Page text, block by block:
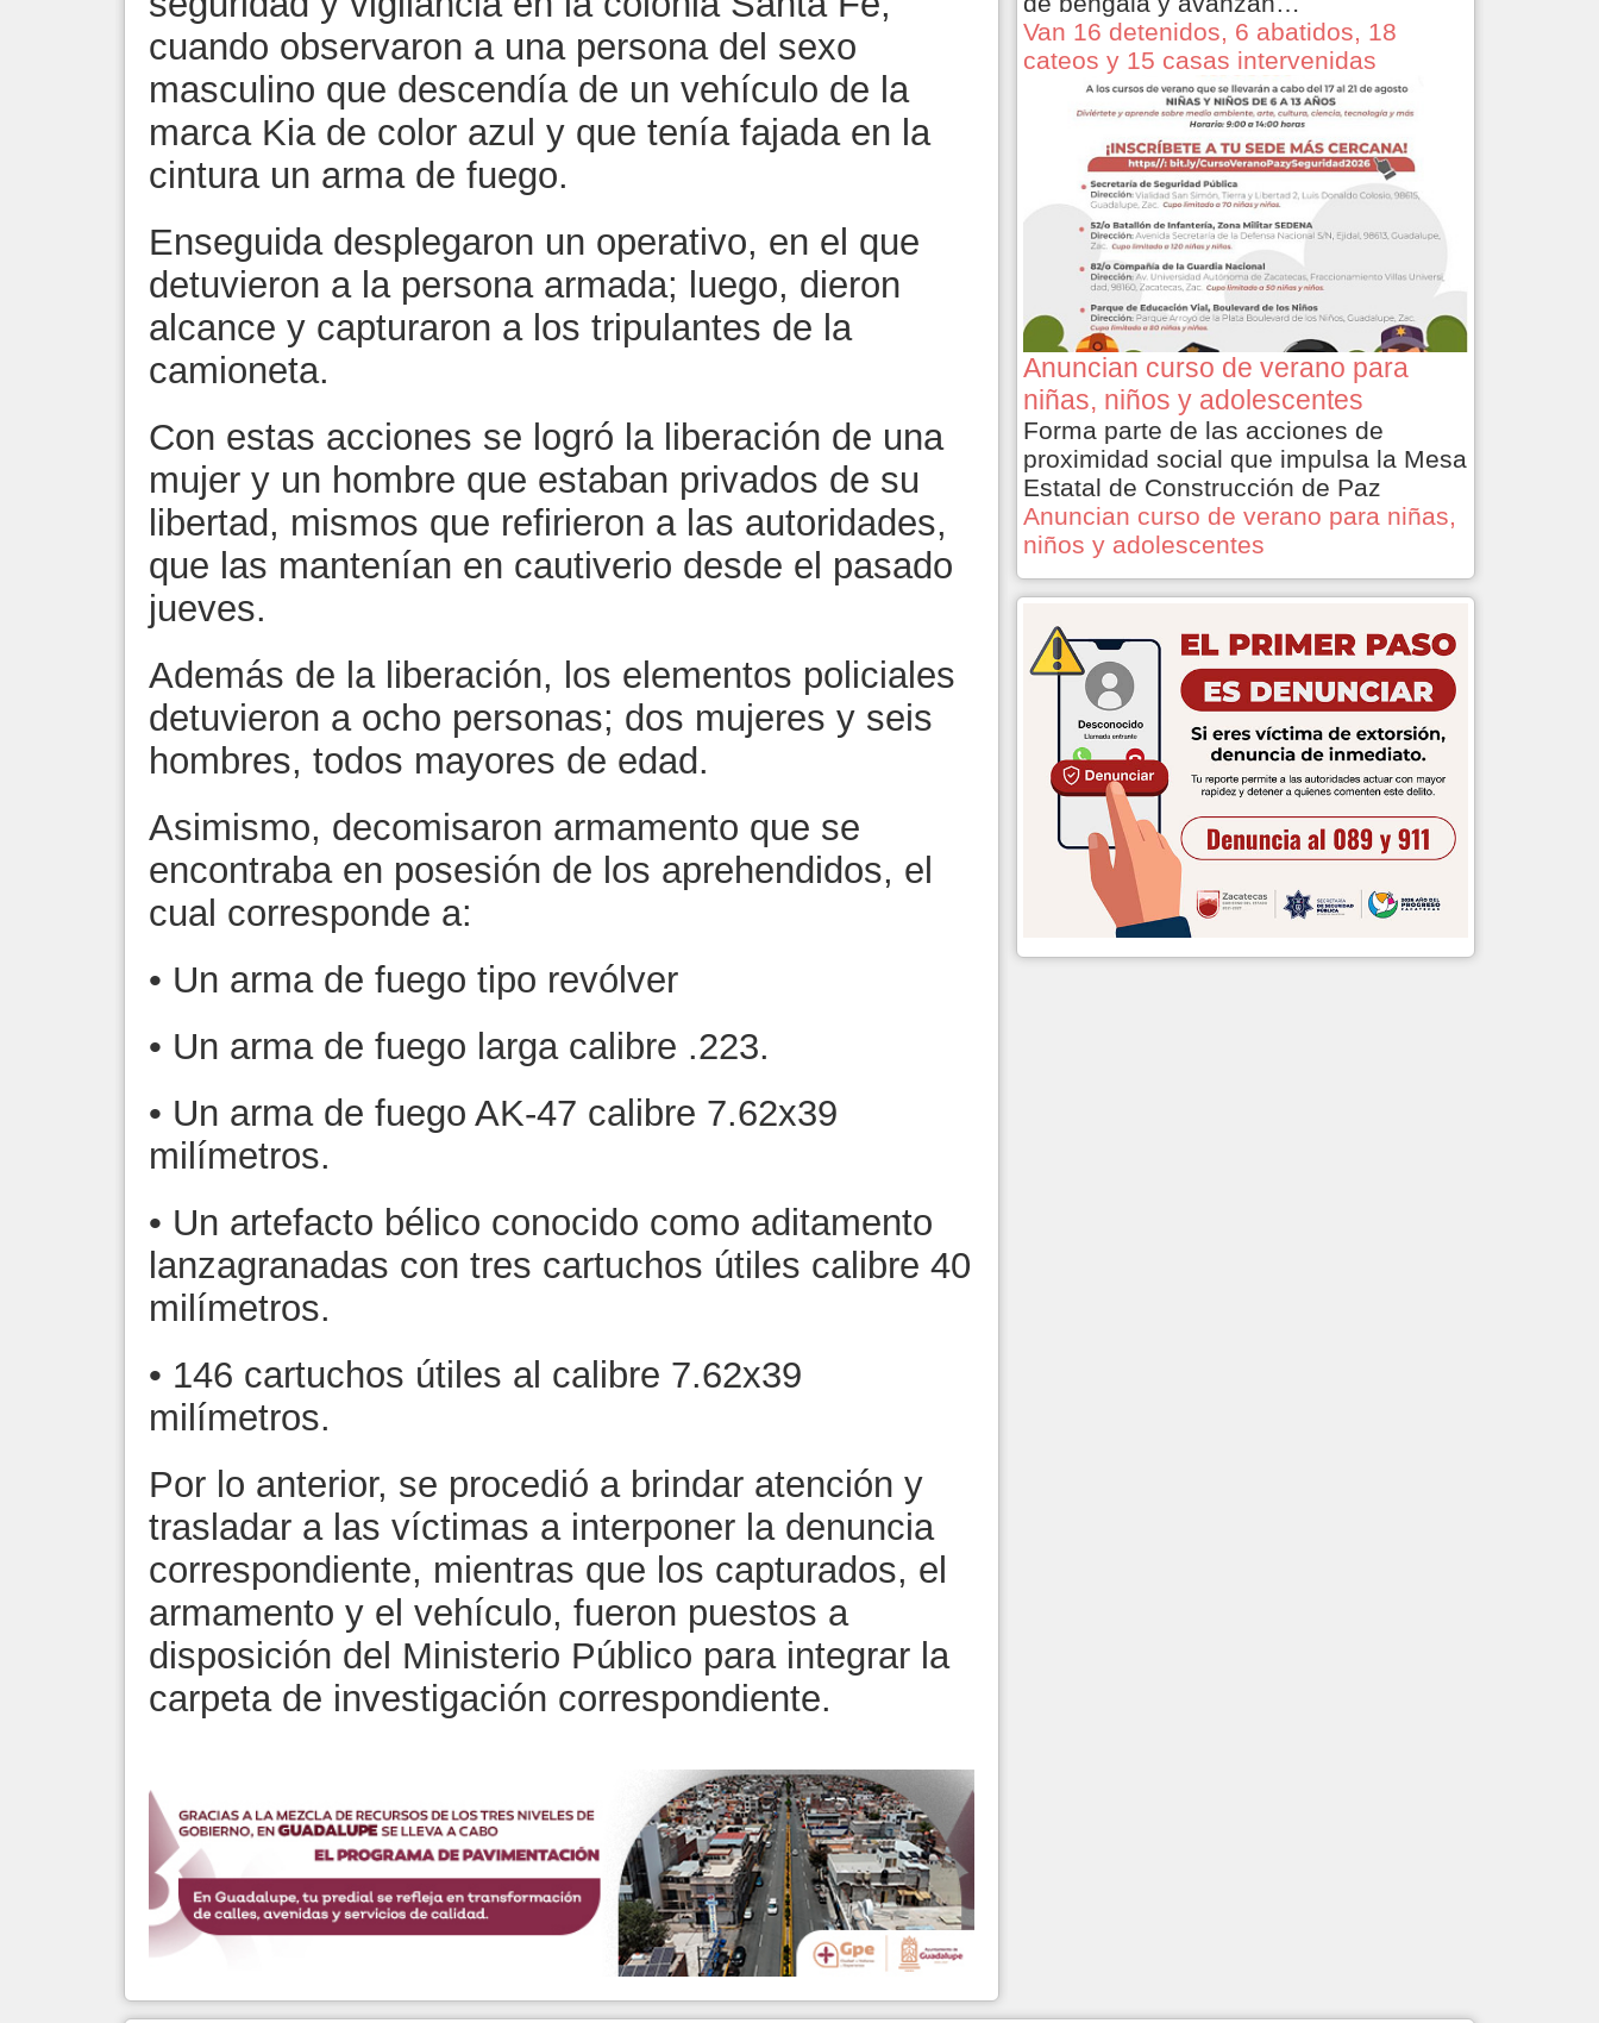
cuando observaron a una persona del sexo
masculino que descendía de un vehículo de la
marca Kia de color azul y que tenía fajada en la
cintura un arma de fuego.
Enseguida desplegaron un operativo, en el que
detuvieron a la persona armada; luego, dieron
alcance y capturaron a los tripulantes de la
camioneta.
Con estas acciones se logró la liberación de una
mujer y un hombre que estaban privados de su
libertad, mismos que refirieron a las autoridades,
que las mantenían en cautiverio desde el pasado
jueves.
Además de la liberación, los elementos policiales
detuvieron a ocho personas; dos mujeres y seis
hombres, todos mayores de edad.
Asimismo, decomisaron armamento que se
encontraba en posesión de los aprehendidos, el
cual corresponde a:
• Un arma de fuego tipo revólver
• Un arma de fuego larga calibre .223.
• Un arma de fuego AK-47 calibre 7.62x39
milímetros.
• Un artefacto bélico conocido como aditamento
lanzagranadas con tres cartuchos útiles calibre 40
milímetros.
• 146 cartuchos útiles al calibre 7.62x39
milímetros.
Por lo anterior, se procedió a brindar atención y
trasladar a las víctimas a interponer la denuncia
correspondiente, mientras que los capturados, el
armamento y el vehículo, fueron puestos a
disposición del Ministerio Público para integrar la
carpeta de investigación correspondiente.
Van 16 detenidos, 6 abatidos, 18
cateos y 15 casas intervenidas
Anuncian curso de verano para
niñas, niños y adolescentes
Forma parte de las acciones de
proximidad social que impulsa la Mesa
Estatal de Construcción de Paz
Anuncian curso de verano para niñas,
niños y adolescentes